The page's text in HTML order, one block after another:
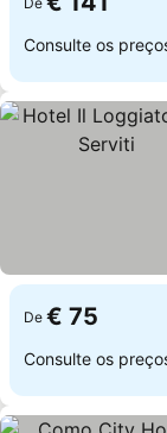
Consulte os
De € 75
Consulte os